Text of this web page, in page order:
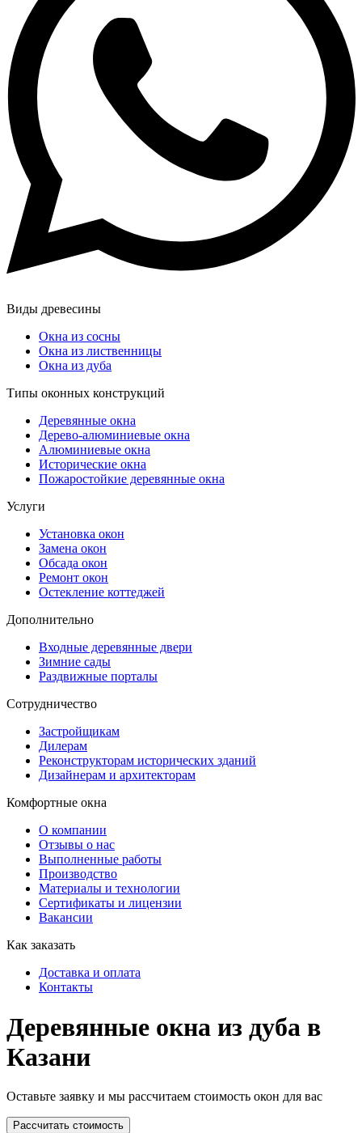
Виды древесины
Окна из сосны
Окна из лиственницы
Окна из дуба
Типы оконных конструкций
Деревянные окна
Дерево-алюминиевые окна
Алюминиевые окна
Исторические окна
Пожаростойкие деревянные окна
Услуги
Установка окон
Замена окон
Обсада окон
Ремонт окон
Остекление коттеджей
Дополнительно
Входные деревянные двери
Зимние сады
Раздвижные порталы
Сотрудничество
Застройщикам
Дилерам
Реконструкторам исторических зданий
Дизайнерам и архитекторам
Комфортные окна
О компании
Отзывы о нас
Выполненные работы
Производство
Материалы и технологии
Сертификаты и лицензии
Вакансии
Как заказать
Доставка и оплата
Контакты
Деревянные окна из дуба в
Казани
Оставьте заявку и мы рассчитаем стоимость окон для вас
Рассчитать стоимость